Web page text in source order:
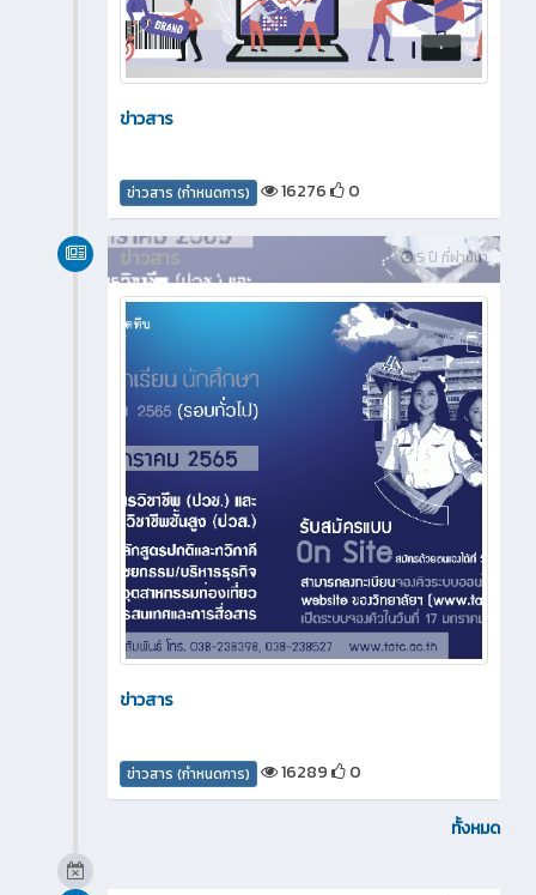
ข่าวสาร
ข่าวสาร (กำหนดการ) 16276 0
5 ปี ที่ผ่านมา
ข่าวสาร
ข่าวสาร
ข่าวสาร (กำหนดการ) 16289 0
ทั้งหมด